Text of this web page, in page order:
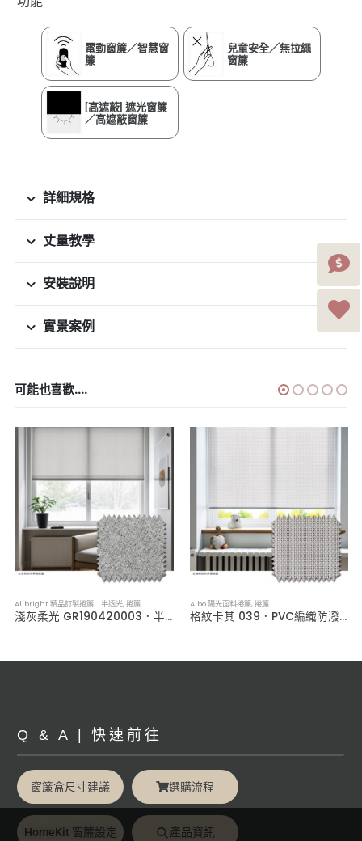
電動窗簾／智慧窗
簾
兒童安全／無拉繩
窗簾
[高遮蔽] 遮光窗簾
／高遮蔽窗簾
詳細規格
丈量教學
安裝說明
實景案例
可能也喜歡....
Allbright 精品訂製捲簾 半透光,捲簾
淺灰柔光 GR190420003．半透光捲簾
Aibo 陽光面料捲簾,捲簾
格紋卡其 039．PVC編織防潑水捲簾
Q & A | 快速前往
窗簾盒尺寸建議 選購流程
HomeKit 窗簾設定 產品資訊